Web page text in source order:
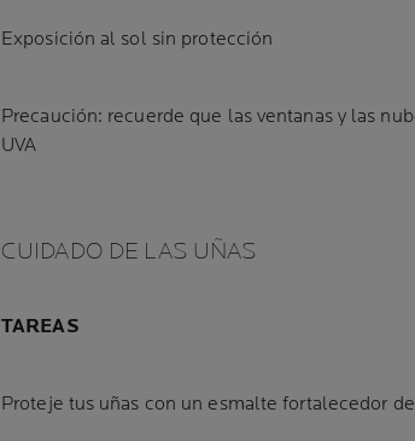
Exposición al sol sin protección
Precaución: recuerde que las ventanas y las
UVA
CUIDADO DE LAS UÑAS
TAREAS
Proteje tus uñas con un esmalte fortalecedor